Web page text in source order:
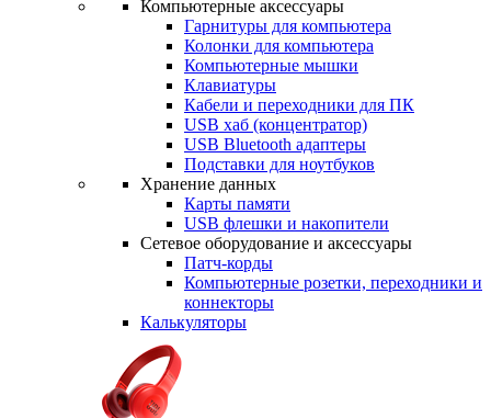
Компьютерные аксессуары
Гарнитуры для компьютера
Колонки для компьютера
Компьютерные мышки
Клавиатуры
Кабели и переходники для ПК
USB хаб (концентратор)
USB Bluetooth адаптеры
Подставки для ноутбуков
Хранение данных
Карты памяти
USB флешки и накопители
Сетевое оборудование и аксессуары
Патч-корды
Компьютерные розетки, переходники и
коннекторы
Калькуляторы